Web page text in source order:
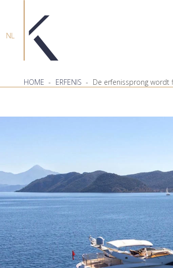
NL
HOME - ERFENIS - De erfenissprong wordt